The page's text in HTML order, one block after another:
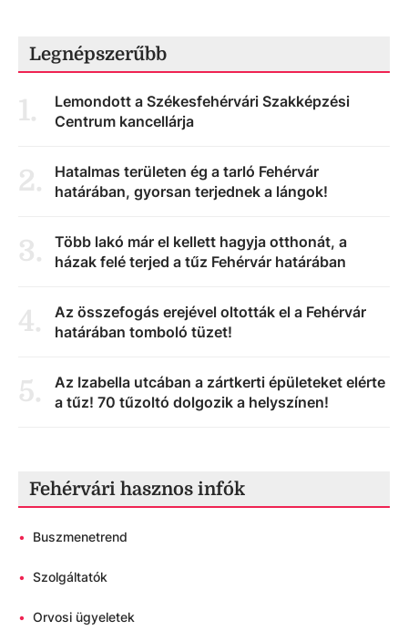
Legnépszerűbb
1.
Lemondott a Székesfehérvári Szakképzési
Centrum kancellárja
2.
Hatalmas területen ég a tarló Fehérvár
határában, gyorsan terjednek a lángok!
3.
Több lakó már el kellett hagyja otthonát, a
házak felé terjed a tűz Fehérvár határában
4.
Az összefogás erejével oltották el a Fehérvár
határában tomboló tüzet!
5.
Az Izabella utcában a zártkerti épületeket elérte
a tűz! 70 tűzoltó dolgozik a helyszínen!
Fehérvári hasznos infók
• Buszmenetrend
• Szolgáltatók
• Orvosi ügyeletek